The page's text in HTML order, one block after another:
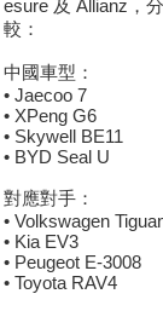
esure 及 Allianz，
較：
中國車型：
• Jaecoo 7
• XPeng G6
• Skywell BE11
• BYD Seal U
對應對手：
• Volkswagen
• Kia EV3
• Peugeot E-3008
• Toyota RAV4